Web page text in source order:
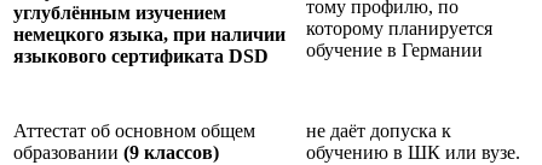
тому профилю, по
которому планируется
обучение в Германии
углублённым изучением
немецкого языка, при наличии
языкового сертификата DSD
Аттестат об основном общем
образовании (9 классов)
не даёт допуска к
обучению в ШК или вузе.